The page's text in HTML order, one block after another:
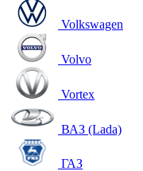
Volkswagen
Volvo
Vortex
ВАЗ (Lada)
ГАЗ